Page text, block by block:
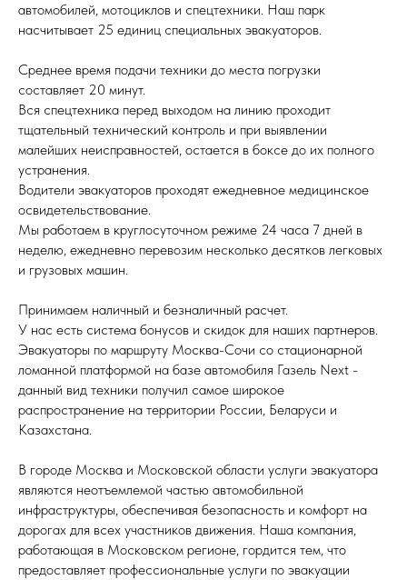
автомобилей, мотоциклов и спецтехники. Наш парк
насчитывает 25 единиц специальных эвакуаторов.
Среднее время подачи техники до места погрузки
составляет 20 минут.
Вся спецтехника перед выходом на линию проходит
тщательный технический контроль и при выявлении
малейших неисправностей, остается в боксе до их полного
устранения.
Водители эвакуаторов проходят ежедневное медицинское
освидетельствование.
Мы работаем в круглосуточном режиме 24 часа 7 дней в
неделю, ежедневно перевозим несколько десятков легковых
и грузовых машин.
Принимаем наличный и безналичный расчет.
У нас есть система бонусов и скидок для наших партнеров.
Эвакуаторы по маршруту Москва-Сочи со стационарной
ломанной платформой на базе автомобиля Газель Next -
данный вид техники получил самое широкое
распространение на территории России, Беларуси и
Казахстана.
В городе Москва и Московской области услуги эвакуатора
являются неотъемлемой частью автомобильной
инфраструктуры, обеспечивая безопасность и комфорт на
дорогах для всех участников движения. Наша компания,
работающая в Московском регионе, гордится тем, что
предоставляет профессиональные услуги по эвакуации